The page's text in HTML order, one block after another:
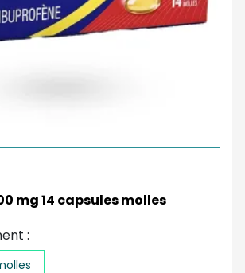
mg 14 capsules molles
: